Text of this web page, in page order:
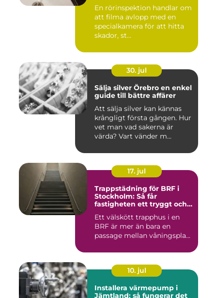
En rörinspektion handlar om
att filma avlopp med en
specialkamera för att hitta
skador, st...
30. jul
Sälja silver Örebro en enkel
guide till bättre affärer
Att sälja silver kan kännas
krångligt första gången. Hur
vet man vad sakerna är
värda? Vart vänder m...
17. jul
Trappstädning för BRF i
Stockholm: Så får
fastigheten ett tryggt och
Ett välskött trapphus i en
BRF är mer än bara en
passage mellan våningspla...
10. jul
Installera värmepump i
Jämtland: så fungerar det